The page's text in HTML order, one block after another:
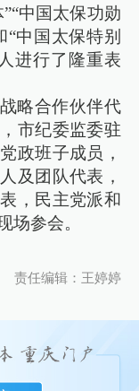
中国太保功勋
“中国太保特别
进行了隆重表
略合作伙伴代
市纪委监委驻
政班子成员，
及团队代表，
，民主党派和
场参会。
责任编辑：王婷婷